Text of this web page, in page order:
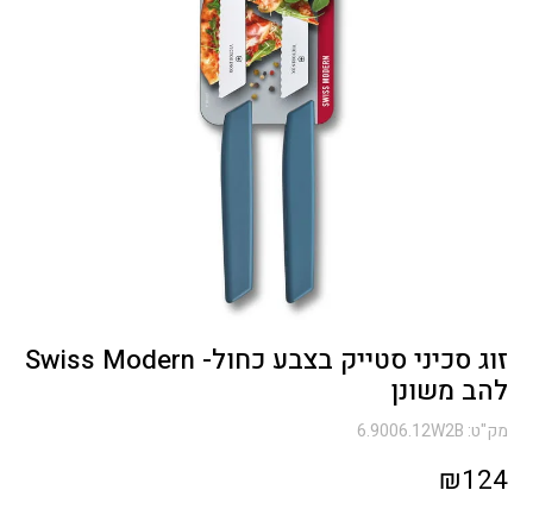
זוג סכיני סטייק בצבע כחול- Swiss Modern
להב משונן
מק"ט: 6.9006.12W2B
₪124